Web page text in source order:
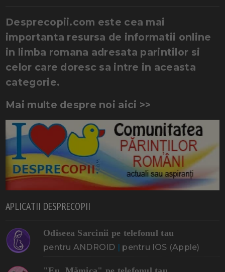
Desprecopii.com este cea mai
importanta resursa de informatii online
in limba romana adresata parintilor si
celor care doresc sa intre in aceasta
categorie.
Mai multe despre noi aici >>
APLICATII DESPRECOPII
Odiseea Sarcinii pe telefonul tau
pentru ANDROID | pentru IOS (Apple)